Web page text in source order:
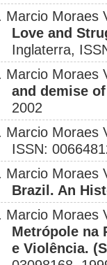
Marcio Moraes
Love and
Inglaterra,
Marcio Moraes
and demise
2002
Marcio Moraes
ISSN:
Marcio Moraes
Brazil. An
Marcio Moraes
Metrópole na
e Violência.